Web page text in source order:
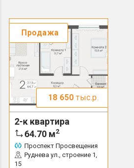
Продажа
18 650 тыс.р.
2-к квартира
64.70 м2
Проспект Просвещения
Руднева ул., строение 1,
15